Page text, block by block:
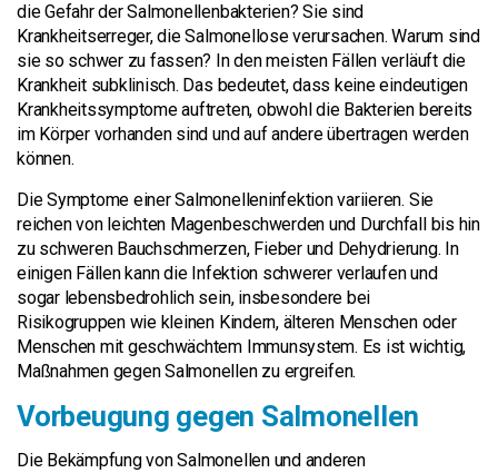
die Gefahr der Salmonellenbakterien? Sie sind
Krankheitserreger, die Salmonellose verursachen. Warum sind
sie so schwer zu fassen? In den meisten Fällen verläuft die
Krankheit subklinisch. Das bedeutet, dass keine eindeutigen
Krankheitssymptome auftreten, obwohl die Bakterien bereits
im Körper vorhanden sind und auf andere übertragen werden
können.
Die Symptome einer Salmonelleninfektion variieren. Sie
reichen von leichten Magenbeschwerden und Durchfall bis hin
zu schweren Bauchschmerzen, Fieber und Dehydrierung. In
einigen Fällen kann die Infektion schwerer verlaufen und
sogar lebensbedrohlich sein, insbesondere bei
Risikogruppen wie kleinen Kindern, älteren Menschen oder
Menschen mit geschwächtem Immunsystem. Es ist wichtig,
Maßnahmen gegen Salmonellen zu ergreifen.
Vorbeugung gegen Salmonellen
Die Bekämpfung von Salmonellen und anderen